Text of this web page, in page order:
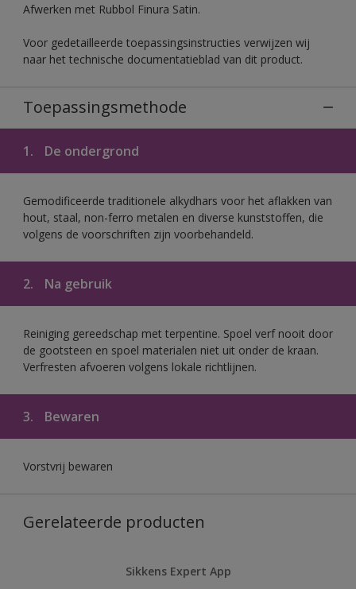
Afwerken met Rubbol Finura Satin.
Voor gedetailleerde toepassingsinstructies verwijzen wij
naar het technische documentatieblad van dit product.
Toepassingsmethode
1. De ondergrond
Gemodificeerde traditionele alkydhars voor het aflakken van
hout, staal, non-ferro metalen en diverse kunststoffen, die
volgens de voorschriften zijn voorbehandeld.
2. Na gebruik
Reiniging gereedschap met terpentine. Spoel verf nooit door
de gootsteen en spoel materialen niet uit onder de kraan.
Verfresten afvoeren volgens lokale richtlijnen.
3. Bewaren
Vorstvrij bewaren
Gerelateerde producten
Sikkens Expert App